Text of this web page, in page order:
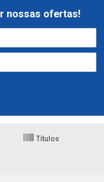
nossas ofertas!
Títulos